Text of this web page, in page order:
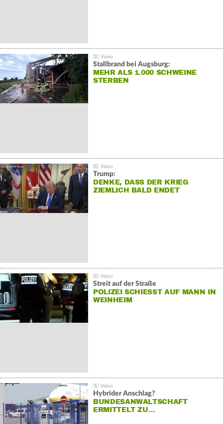
Stallbrand bei Augsburg:
MEHR ALS 1.000 SCHWEINE
STERBEN
Trump:
DENKE, DASS DER KRIEG
ZIEMLICH BALD ENDET
Streit auf der Straße
POLIZEI SCHIESST AUF MANN IN W
EINHEIM
Hybrider Anschlag?
BUNDESANWALTSCHAFT
ERMITTELT ZU…